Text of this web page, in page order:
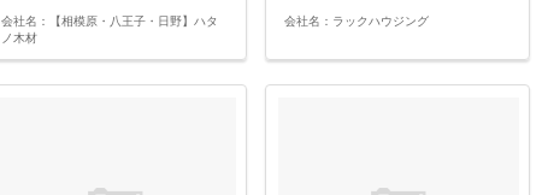
会社名：【相模原・八王子・日野】ハタ
ノ木材
光…
会社名：ラックハウジング